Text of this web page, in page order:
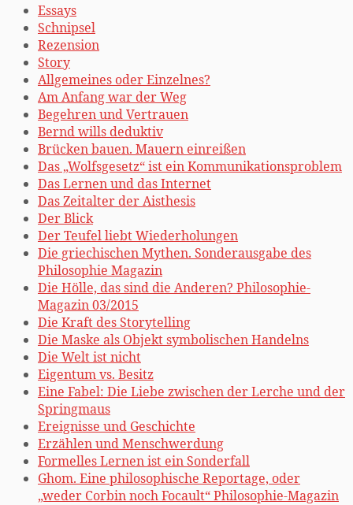
Essays
Schnipsel
Rezension
Story
Allgemeines oder Einzelnes?
Am Anfang war der Weg
Begehren und Vertrauen
Bernd wills deduktiv
Brücken bauen. Mauern einreißen
Das „Wolfsgesetz“ ist ein Kommunikationsproblem
Das Lernen und das Internet
Das Zeitalter der Aisthesis
Der Blick
Der Teufel liebt Wiederholungen
Die griechischen Mythen. Sonderausgabe des
Philosophie Magazin
Die Hölle, das sind die Anderen? Philosophie-
Magazin 03/2015
Die Kraft des Storytelling
Die Maske als Objekt symbolischen Handelns
Die Welt ist nicht
Eigentum vs. Besitz
Eine Fabel: Die Liebe zwischen der Lerche und der
Springmaus
Ereignisse und Geschichte
Erzählen und Menschwerdung
Formelles Lernen ist ein Sonderfall
Ghom. Eine philosophische Reportage, oder
„weder Corbin noch Focault“ Philosophie-Magazin